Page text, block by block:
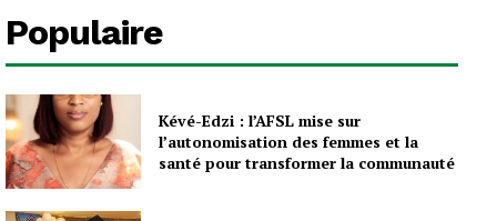
Populaire
Kévé-Edzi : l’AFSL mise sur
l’autonomisation des femmes et la
santé pour transformer la communauté